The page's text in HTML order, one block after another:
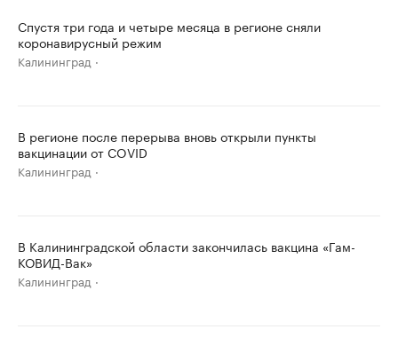
Спустя три года и четыре месяца в регионе сняли
коронавирусный режим
Калининград
В регионе после перерыва вновь открыли пункты
вакцинации от COVID
Калининград
В Калининградской области закончилась вакцина «Гам-
КОВИД-Вак»
Калининград